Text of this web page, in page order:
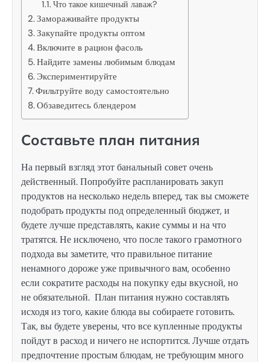
Что такое кишечный лаваж?
Замораживайте продукты
Закупайте продукты оптом
Включите в рацион фасоль
Найдите замены любимым блюдам
Экспериментируйте
Фильтруйте воду самостоятельно
Обзаведитесь блендером
Составьте план питания
На первый взгляд этот банальный совет очень
действенный. Попробуйте распланировать закуп
продуктов на несколько недель вперед, так вы сможете
подобрать продукты под определенный бюджет, и
будете лучше представлять, какие суммы и на что
тратятся. Не исключено, что после такого грамотного
подхода вы заметите, что правильное питание
ненамного дороже уже привычного вам, особенно
если сократите расходы на покупку еды вкусной, но
не обязательной. План питания нужно составлять
исходя из того, какие блюда вы собираете готовить.
Так, вы будете уверены, что все купленные продукты
пойдут в расход и ничего не испортится. Лучше отдать
предпочтение простым блюдам, не требующим много